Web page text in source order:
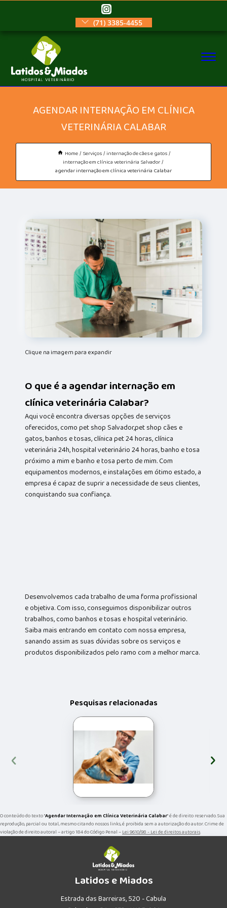
(71) 3385-4455
AGENDAR INTERNAÇÃO EM CLÍNICA
VETERINÁRIA CALABAR
Home Serviços
internação de cães e gatos
internação em clínica veterinária Salvador
agendar internação em clínica veterinária Calabar
Clique na imagem para expandir
O que é a agendar internação em
clínica veterinária Calabar?
Aqui você encontra diversas opções de serviços
oferecidos, como pet shop Salvador,pet shop cães e
gatos, banhos e tosas, clínica pet 24 horas, clínica
veterinária 24h, hospital veterinário 24 horas, banho e tosa
próximo a mim e banho e tosa perto de mim. Com
equipamentos modernos, e instalações em ótimo estado, a
empresa é capaz de suprir a necessidade de seus clientes,
conquistando sua confiança.
Desenvolvemos cada trabalho de uma forma profissional
e objetiva. Com isso, conseguimos disponibilizar outros
trabalhos, como banhos e tosas e hospital veterinário.
Saiba mais entrando em contato com nossa empresa,
sanando assim as suas dúvidas sobre os serviços e
produtos disponibilizados pelo ramo com a melhor marca.
Pesquisas relacionadas
‹ ›
O conteúdo do texto "Agendar Internação em Clínica Veterinária Calabar" é de direito reservado. Sua
reprodução, parcial ou total, mesmo citando nossos links, é proibida sem a autorização do autor. Crime de
violação de direito autoral – artigo 184 do Código Penal –Lei 9610/98 - Lei de direitos autorais.
Latidos e Miados
Estrada das Barreiras, 520 - Cabula